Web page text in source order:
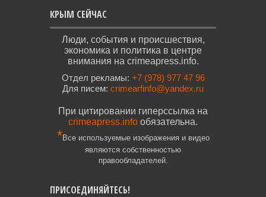
КРЫМ СЕЙЧАС
Люди, события и происшествия,
экономика и политика в центре
внимания на crimeapress.info.
Отдел рекламы: +7 (978) 977 47 96
Для писем: crimearfinfo@yandex.ru
При цитировании гиперссылка на
crimeapress.info обязательна.
*Все используемые изображения и видео
являются собственностью
правообладателей.
ПРИСОЕДИНЯЙТЕСЬ!